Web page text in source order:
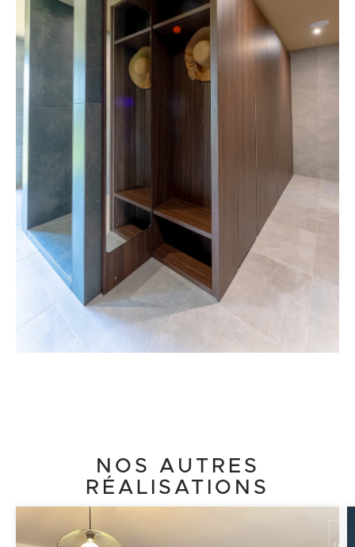
NOS AUTRES
RÉALISATIONS